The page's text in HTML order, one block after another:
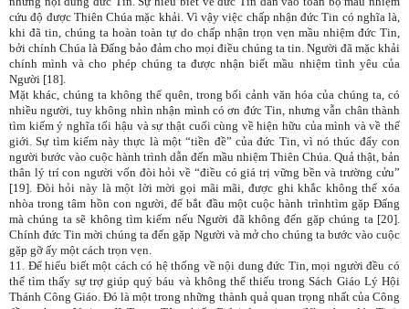
cứu độ được Thiên Chúa mặc khải. Vì vậy việc chấp nhận đức Tin có nghĩa là,
khi đã tin, chúng ta hoàn toàn tự do chấp nhận trọn vẹn mầu nhiệm đức Tin,
bởi chính Chúa là Đấng bảo đảm cho mọi điều chúng ta tin. Người đã mặc khải
chính mình và cho phép chúng ta được nhận biết mầu nhiệm tình yêu của
Người [18].
Mặt khác, chúng ta không thể quên, trong bối cảnh văn hóa của chúng ta, có
nhiều người, tuy không nhìn nhận mình có ơn đức Tin, nhưng vẫn chân thành
tìm kiếm ý nghĩa tối hậu và sự thật cuối cùng về hiện hữu của mình và về thế
giới. Sự tìm kiếm này thực là một “tiền đề” của đức Tin, vì nó thúc đẩy con
người bước vào cuộc hành trình dẫn đến mầu nhiệm Thiên Chúa. Quả thật, bản
thân lý trí con người vốn đòi hỏi về “điều có giá trị vững bền và trường cửu”
[19]. Đòi hỏi này là một lời mời gọi mãi mãi, được ghi khắc không thể xóa
nhòa trong tâm hồn con người, để bắt đầu một cuộc hành trìnhtìm gặp Đấng
mà chúng ta sẽ không tìm kiếm nếu Người đã không đến gặp chúng ta [20].
Chính đức Tin mời chúng ta đến gặp Người và mở cho chúng ta bước vào cuộc
gặp gỡ ấy một cách trọn vẹn.
11. Để hiểu biết một cách có hệ thống về nội dung đức Tin, mọi người đều có
thể tìm thấy sự trợ giúp quý báu và không thể thiếu trong Sách Giáo Lý Hội
Thánh Công Giáo. Đó là một trong những thành quả quan trọng nhất của Công